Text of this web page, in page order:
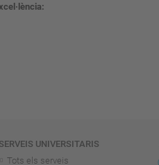
SERVEIS UNIVERSITARIS
Tots els serveis